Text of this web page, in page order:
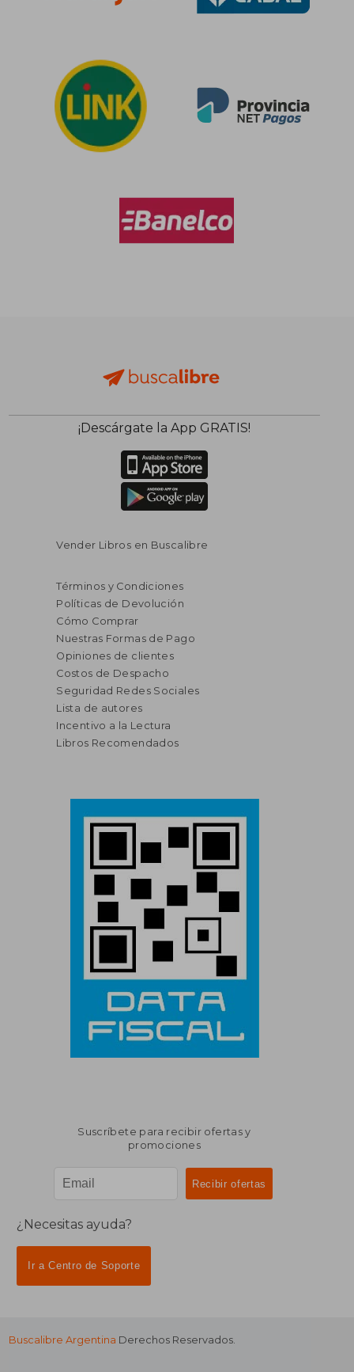
¡Descárgate la App GRATIS!
Vender Libros en Buscalibre
Términos y Condiciones
Políticas de Devolución
Cómo Comprar
Nuestras Formas de Pago
Opiniones de clientes
Costos de Despacho
Seguridad Redes Sociales
Lista de autores
Incentivo a la Lectura
Libros Recomendados
Suscríbete para recibir ofertas y
promociones
¿Necesitas ayuda?
Ir a Centro de Soporte
Buscalibre Argentina Derechos Reservados.